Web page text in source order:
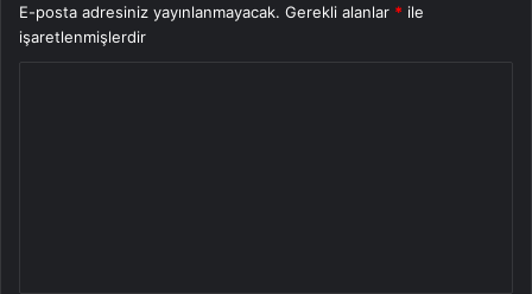
E-posta adresiniz yayınlanmayacak. Gerekli alanlar * ile
işaretlenmişlerdir